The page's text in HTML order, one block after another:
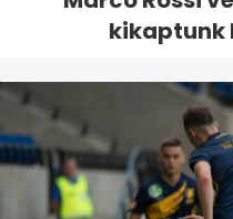
kikaptunk